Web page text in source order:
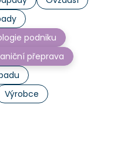
podniku
přeprava
Výrobce